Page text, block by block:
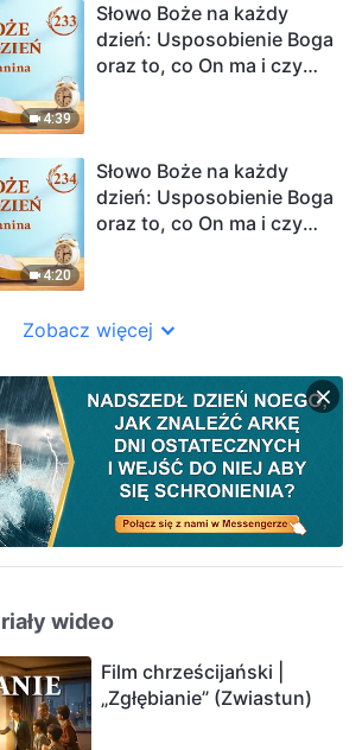
4:39
Słowo Boże na każdy
dzień: Usposobienie Boga
oraz to, co On ma i czym
4:20
Słowo Boże na każdy
dzień: Usposobienie Boga
oraz to, co On ma i czym
Zobacz więcej
wideo
Film chrześcijański |
„Zgłębianie” (Zwiastun)